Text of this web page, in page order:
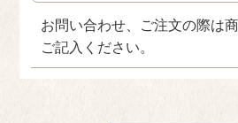
お問い合わせ、ご注文の際は
ご記入ください。